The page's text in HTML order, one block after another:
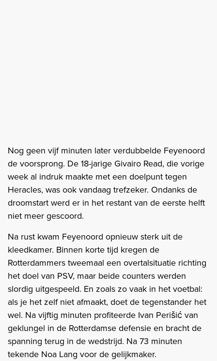
Nog geen vijf minuten later verdubbelde Feyenoord
de voorsprong. De 18-jarige Givairo Read, die vorige
week al indruk maakte met een doelpunt tegen
Heracles, was ook vandaag trefzeker. Ondanks de
droomstart werd er in het restant van de eerste helft
niet meer gescoord.
Na rust kwam Feyenoord opnieuw sterk uit de
kleedkamer. Binnen korte tijd kregen de
Rotterdammers tweemaal een overtalsituatie richting
het doel van PSV, maar beide counters werden
slordig uitgespeeld. En zoals zo vaak in het voetbal:
als je het zelf niet afmaakt, doet de tegenstander het
wel. Na vijftig minuten profiteerde Ivan Perišić van
geklungel in de Rotterdamse defensie en bracht de
spanning terug in de wedstrijd. Na 73 minuten
tekende Noa Lang voor de gelijkmaker.